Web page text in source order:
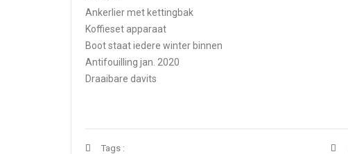
Ankerlier met kettingbak
Koffieset apparaat
Boot staat iedere winter binnen
Antifouilling jan. 2020
Draaibare davits
Tags :